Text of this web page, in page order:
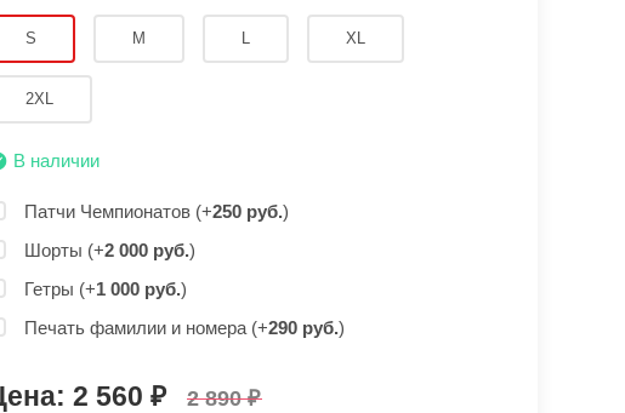
S M L XL
2XL
В наличии
Патчи Чемпионатов (+250 руб.)
Шорты (+2 000 руб.)
Гетры (+1 000 руб.)
Печать фамилии и номера (+290 руб.)
2 560 2 890